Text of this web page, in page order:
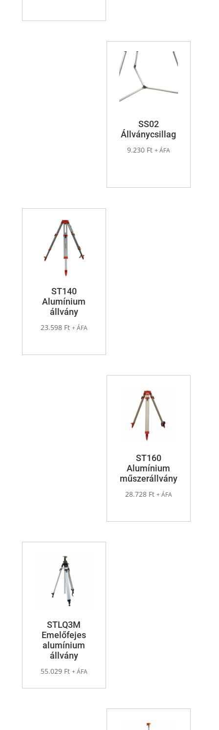
SS02
Állványcsillag
9.230 Ft + ÁFA
ST140
Alumínium
állvány
23.598 Ft + ÁFA
ST160
Alumínium
műszerállvány
28.728 Ft + ÁFA
STLQ3M
Emelőfejes
alumínium
állvány
55.029 Ft + ÁFA